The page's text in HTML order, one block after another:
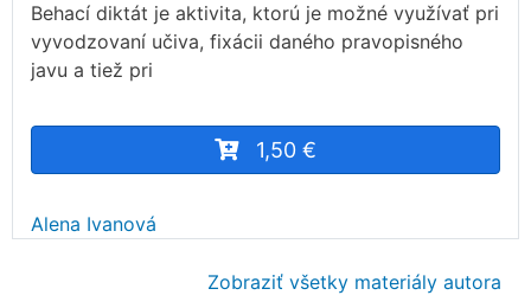
Behací diktát je aktivita, ktorú je možné využívať pri
vyvodzovaní učiva, fixácii daného pravopisného
javu a tiež pri
1,50 €
Alena Ivanová
Zobraziť všetky materiály autora